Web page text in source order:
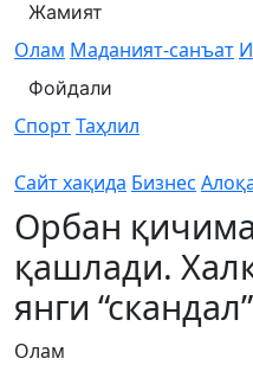
Жамият
Олам Маданият-санъат
Фойдали
СпортТаҳлил
Сайт хақида Бизнес
Орбан
қашлади.
янги “скандал”
Олам